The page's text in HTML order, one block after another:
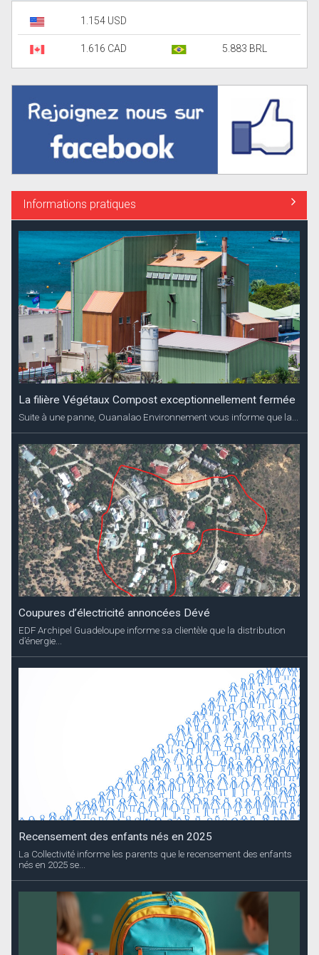
1.154 USD
1.616 CAD 5.883 BRL
Informations pratiques
La filière Végétaux Compost exceptionnellement fermée
Suite à une panne, Ouanalao Environnement vous informe que la...
Coupures d’électricité annoncées Dévé
EDF Archipel Guadeloupe informe sa clientèle que la distribution
d’énergie...
Recensement des enfants nés en 2025
La Collectivité informe les parents que le recensement des enfants
nés en 2025 se...